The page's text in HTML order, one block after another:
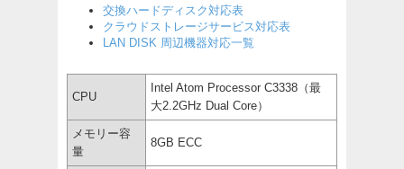
交換ハードディスク対応表
クラウドストレージサービス対応表
LAN DISK 周辺機器対応一覧
CPU
Intel Atom Processor C3338（最
大2.2GHz Dual Core）
メモリー容
量
8GB ECC